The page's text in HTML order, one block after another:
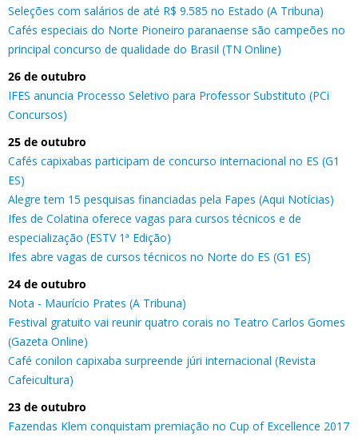
Seleções com salários de até R$ 9.585 no Estado (A Tribuna)
Cafés especiais do Norte Pioneiro paranaense são campeões no
principal concurso de qualidade do Brasil (TN Online)
26 de outubro
IFES anuncia Processo Seletivo para Professor Substituto (PCi
Concursos)
25 de outubro
Cafés capixabas participam de concurso internacional no ES (G1
ES)
Alegre tem 15 pesquisas financiadas pela Fapes (Aqui Notícias)
Ifes de Colatina oferece vagas para cursos técnicos e de
especialização (ESTV 1ª Edição)
Ifes abre vagas de cursos técnicos no Norte do ES (G1 ES)
24 de outubro
Nota - Maurício Prates (A Tribuna)
Festival gratuito vai reunir quatro corais no Teatro Carlos Gomes
(Gazeta Online)
Café conilon capixaba surpreende júri internacional (Revista
Cafeicultura)
23 de outubro
Fazendas Klem conquistam premiação no Cup of Excellence 2017